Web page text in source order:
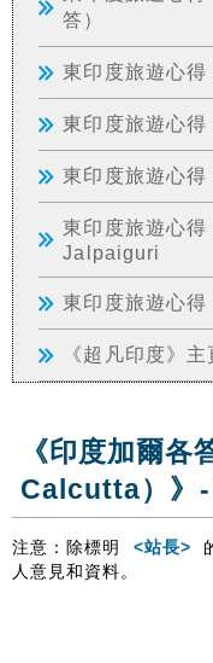
答）
東印度旅遊心得
東印度旅遊心得
東印度旅遊心得
東印度旅遊心
Jalpaiguri
東印度旅遊心得
《超凡印度》主
《印度加爾
Calcutta）》-
注意：除標明 <站長>
人意見和資料。